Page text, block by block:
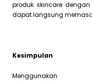
produk skincare
dapat langsung
Kesimpulan
Menggunakan